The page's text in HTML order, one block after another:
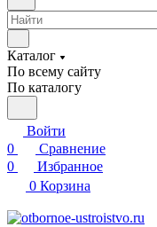
Каталог
По всему сайту
По каталогу
Войти
0
Сравнение
0
Избранное
0 Корзина